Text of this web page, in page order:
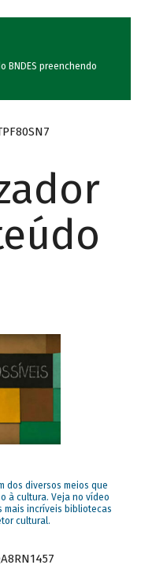
BNDES preenchendo
dos diversos meios que
à cultura. Veja no vídeo
mais incríveis bibliotecas
cultural.